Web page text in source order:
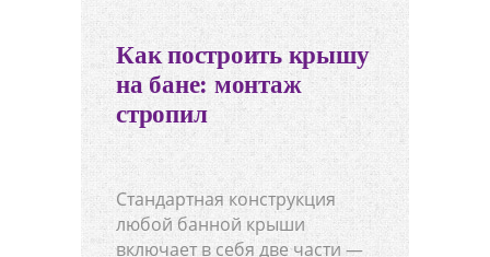
Как построить крышу
на бане: монтаж
стропил
Стандартная конструкция
любой банной крыши
включает в себя две части —